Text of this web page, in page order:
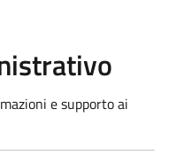
e supporto ai